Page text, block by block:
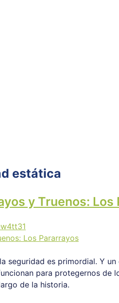
estática
y Truenos: Los
seguridad es primordial. Y
para protegernos de
de la historia.